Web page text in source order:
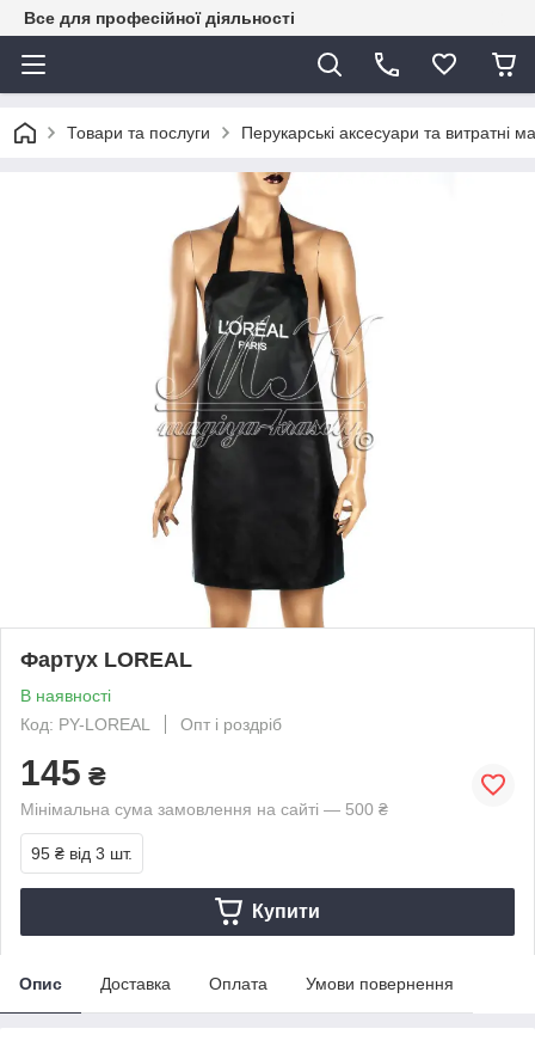
Все для професійної діяльності
Товари та послуги Перукарські аксесуари та витратні
Фартух LOREAL
В наявності
Код: PY-LOREAL
Опт і роздріб
145 ₴
Мінімальна сума замовлення на сайті — 500 ₴
95 ₴ від 3 шт.
Купити
Опис Доставка Оплата Умови повернення